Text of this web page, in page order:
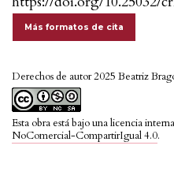
Más formatos de cita
Derechos de autor 2025 Beatriz
Esta obra está bajo una licencia
NoComercial-CompartirIgual 4.0.